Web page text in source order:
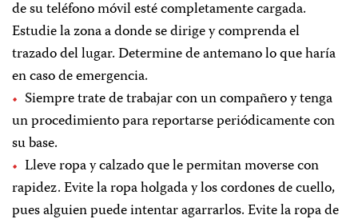
de su teléfono móvil esté completamente cargada.
Estudie la zona a donde se dirige y comprenda el
trazado del lugar. Determine de antemano lo que haría
en caso de emergencia.
Siempre trate de trabajar con un compañero y tenga
un procedimiento para reportarse periódicamente con
su base.
Lleve ropa y calzado que le permitan moverse con
rapidez. Evite la ropa holgada y los cordones de cuello,
pues alguien puede intentar agarrarlos. Evite la ropa de